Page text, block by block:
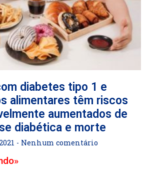
diabetes tipo 1 e
alimentares têm riscos
aumentados de
diabética e morte
Nenhum comentário